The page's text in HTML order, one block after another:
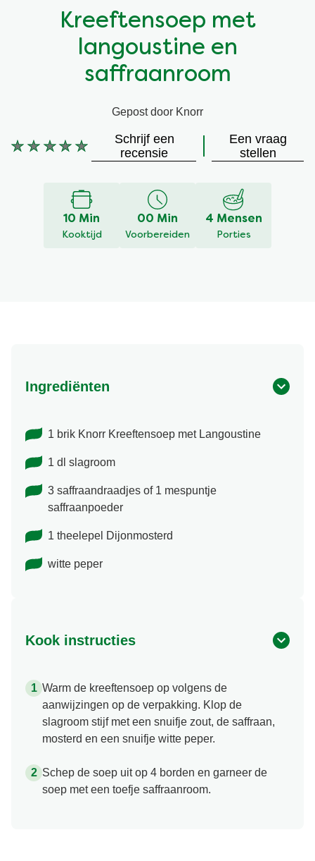
Vegetarisch
Gelegenheden
Kruiding
Groentewraps
Snackpots
Kreeftensoep met
langoustine en
saffraanroom
Gepost door Knorr
Geen
Schrijf een
recensie
Een vraag
stellen
10 Min
Kooktijd
00 Min
Voorbereiden
4 Mensen
Porties
Ingrediënten
1 brik Knorr Kreeftensoep met Langoustine
1 dl slagroom
3 saffraandraadjes of 1 mespuntje
saffraanpoeder
1 theelepel Dijonmosterd
witte peper
Kook instructies
Warm de kreeftensoep op volgens de
aanwijzingen op de verpakking. Klop de
slagroom stijf met een snuifje zout, de saffraan,
mosterd en een snuifje witte peper.
Schep de soep uit op 4 borden en garneer de
soep met een toefje saffraanroom.